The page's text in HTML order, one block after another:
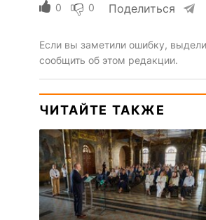
0 0 Поделиться
Если вы заметили ошибку,
сообщить об этом редакции.
ЧИТАЙТЕ ТАКЖЕ